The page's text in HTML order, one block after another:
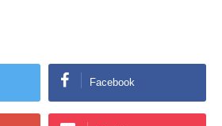
Facebook